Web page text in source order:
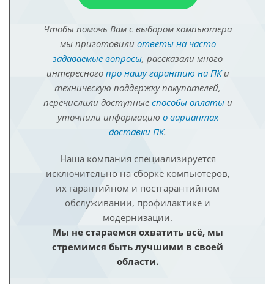
Чтобы помочь Вам с выбором компьютера
мы приготовили ответы на часто
задаваемые вопросы, рассказали много
интересного про нашу гарантию на ПКи
техническую поддержку покупателей,
перечислили доступные способы оплатыи
уточнили информацию о вариантах
доставки ПК.
Наша компания специализируется
исключительно на сборке компьютеров,
их гарантийном и постгарантийном
обслуживании, профилактике и
модернизации.
Мы не стараемся охватить всё, мы
стремимся быть лучшими в своей
области.